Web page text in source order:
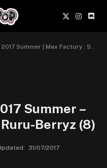
X
(Twitter)
Summer | Max Factory : Scale
Summer –
Berryz (8)
31/07/2017